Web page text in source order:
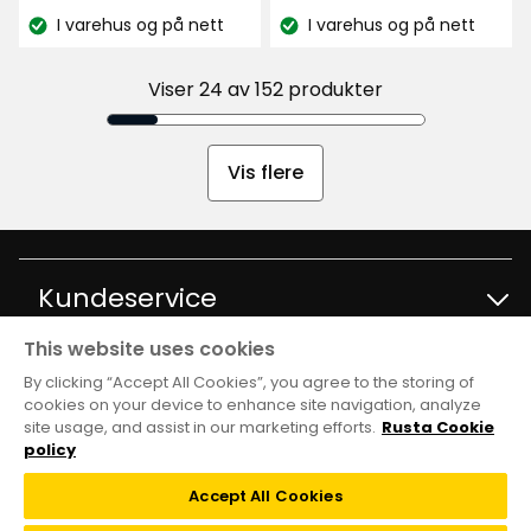
Lagerbalanse:
I varehus og på nett Lagerbalanse:
I varehus og på nett
Viser 24 av 152 produkter
Vis flere
Kundeservice
Spørsmål og svar
Informasjon
Varehus og åpningstider
Club Rusta
Medlemstilbud
This website uses cookies
By clicking “Accept All Cookies”, you agree to the storing of
cookies on your device to enhance site navigation, analyze
site usage, and assist in our marketing efforts. Rusta Cookie
policy
Accept All Cookies